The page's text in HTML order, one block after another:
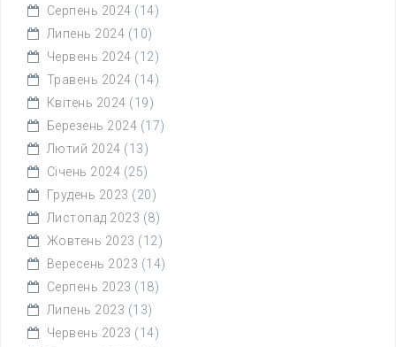
Серпень 2024 (14)
Липень 2024 (10)
Червень 2024 (12)
Травень 2024 (14)
Квітень 2024 (19)
Березень 2024 (17)
Лютий 2024 (13)
Січень 2024 (25)
Грудень 2023 (20)
Листопад 2023 (8)
Жовтень 2023 (12)
Вересень 2023 (14)
Серпень 2023 (18)
Липень 2023 (13)
Червень 2023 (14)